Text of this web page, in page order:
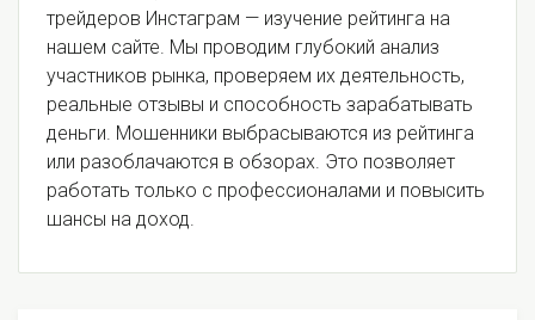
трейдеров Инстаграм — изучение рейтинга на
нашем сайте. Мы проводим глубокий анализ
участников рынка, проверяем их деятельность,
реальные отзывы и способность зарабатывать
деньги. Мошенники выбрасываются из рейтинга
или разоблачаются в обзорах. Это позволяет
работать только с профессионалами и повысить
шансы на доход.